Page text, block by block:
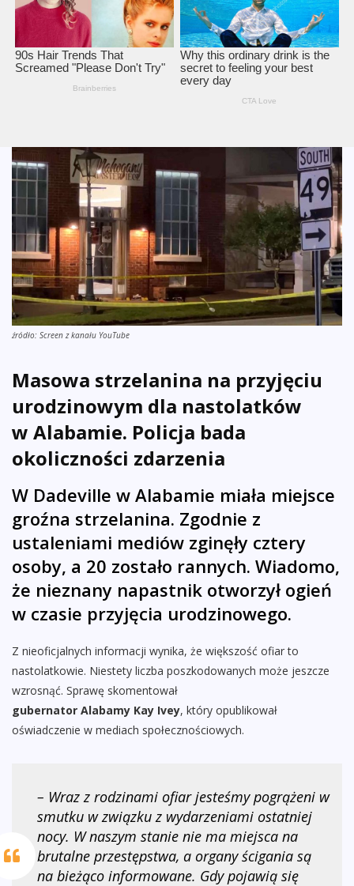
źródło: Screen z kanału YouTube
Masowa strzelanina na przyjęciu
urodzinowym dla nastolatków
w Alabamie. Policja bada
okoliczności zdarzenia
W Dadeville w Alabamie miała miejsce
groźna strzelanina. Zgodnie z
ustaleniami mediów zginęły cztery
osoby, a 20 zostało rannych. Wiadomo,
że nieznany napastnik otworzył ogień
w czasie przyjęcia urodzinowego.
Z nieoficjalnych informacji wynika, że większość ofiar to
nastolatkowie. Niestety liczba poszkodowanych może jeszcze
wzrosnąć. Sprawę skomentował
gubernator Alabamy Kay Ivey, który opublikował
oświadczenie w mediach społecznościowych.
– Wraz z rodzinami ofiar jesteśmy pogrążeni w
smutku w związku z wydarzeniami ostatniej
nocy. W naszym stanie nie ma miejsca na
brutalne przestępstwa, a organy ścigania są
na bieżąco informowane. Gdy pojawią się